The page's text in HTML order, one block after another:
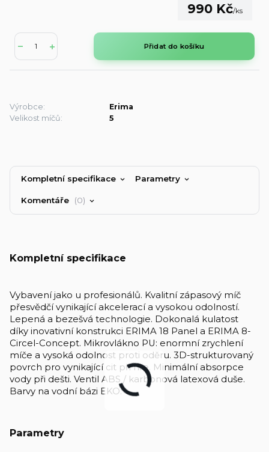
990 Kč/ks
Přidat do košíku
Výrobce:
Erima
Velikost míčů:
5
Kompletní specifikace Parametry
Komentáře 0
Kompletní specifikace
Vybavení jako u profesionálů. Kvalitní zápasový míč
přesvědčí vynikající akcelerací a vysokou odolností.
Lepená a bezešvá technologie. Dokonalá kulatost
díky inovativní konstrukci ERIMA 18 Panel a ERIMA 8-
Circel-Concept. Mikrovlákno PU: enormní zrychlení
míče a vysoká odolnost proti oděru. 3D-strukturovaný
povrch pro vynikající cit při hře. Minimální absorpce
vody při dešti. Ventil ABS / karbonová latexová duše.
Barvy na vodní bázi EKO.
Parametry